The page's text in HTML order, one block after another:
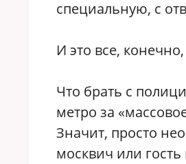
специальную, с
И это все,
Что брать с
метро за
Значит, просто
москвич или